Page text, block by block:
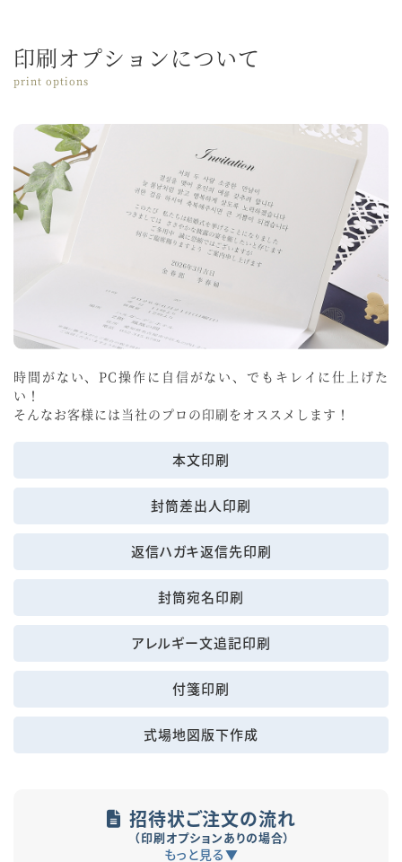
印刷オプションについて
print options
時間がない、PC操作に自信がない、でもキレイに仕上げた
い！
そんなお客様には当社のプロの印刷をオススメします！
本文印刷
封筒差出人印刷
返信ハガキ返信先印刷
封筒宛名印刷
アレルギー文追記印刷
付箋印刷
式場地図版下作成
招待状ご注文の流れ
（印刷オプションありの場合）